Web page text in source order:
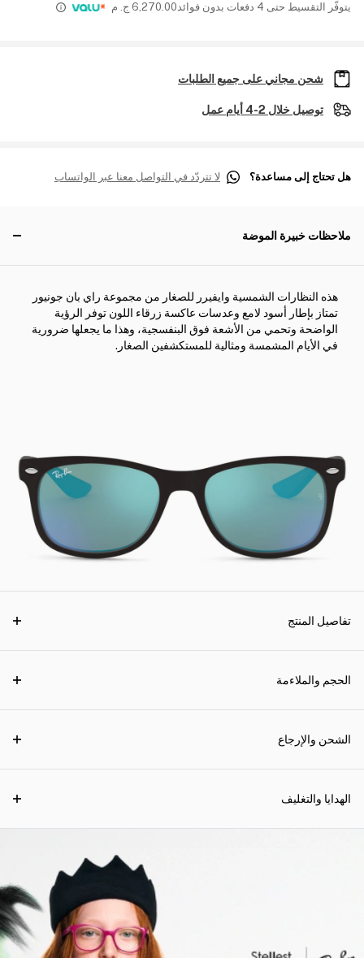
يتوفّر التقسيط حتى 4 دفعات بدون فوائد 6,270.00 ج. م
شحن مجاني على جميع الطلبات
توصيل خلال 2-4 أيام عمل
هل تحتاج إلى مساعدة؟ لا تتردّد في التواصل معنا عبر الواتساب
ملاحظات خبيرة الموضة
هذه النظارات الشمسية وايفيرر للصغار من مجموعة راي بان جونيور
تمتاز بإطار أسود لامع وعدسات عاكسة زرقاء اللون توفر الرؤية
الواضحة وتحمي من الأشعة فوق البنفسجية، وهذا ما يجعلها ضرورية
في الأيام المشمسة ومثالية للمستكشفين الصغار.
تفاصيل المنتج
الحجم والملاءمة
الشحن والإرجاع
الهدايا والتغليف